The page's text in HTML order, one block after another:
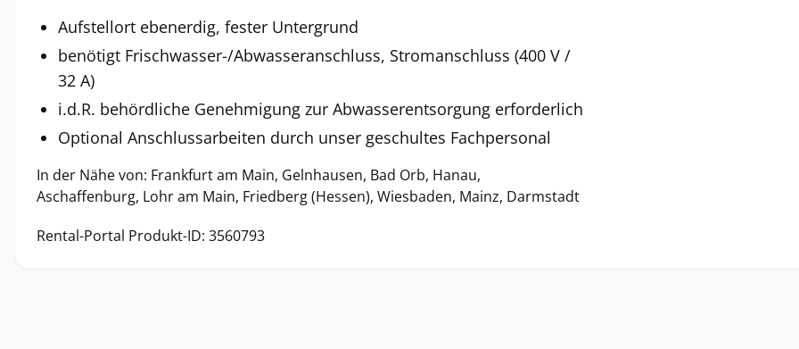
Aufstellort ebenerdig, fester Untergrund
benötigt Frischwasser-/Abwasseranschluss, Stromanschluss (400 V /
32 A)
i.d.R. behördliche Genehmigung zur Abwasserentsorgung erforderlich
Optional Anschlussarbeiten durch unser geschultes Fachpersonal
In der Nähe von: Frankfurt am Main, Gelnhausen, Bad Orb, Hanau,
Aschaffenburg, Lohr am Main, Friedberg (Hessen), Wiesbaden, Mainz, Darmstadt
Rental-Portal Produkt-ID: 3560793